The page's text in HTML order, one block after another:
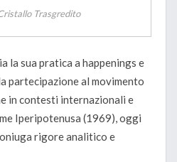
Trasgredito
la sua pratica a happenings e
partecipazione al movimento
in contesti internazionali e
Iperipotenusa (1969), oggi
rigore analitico e